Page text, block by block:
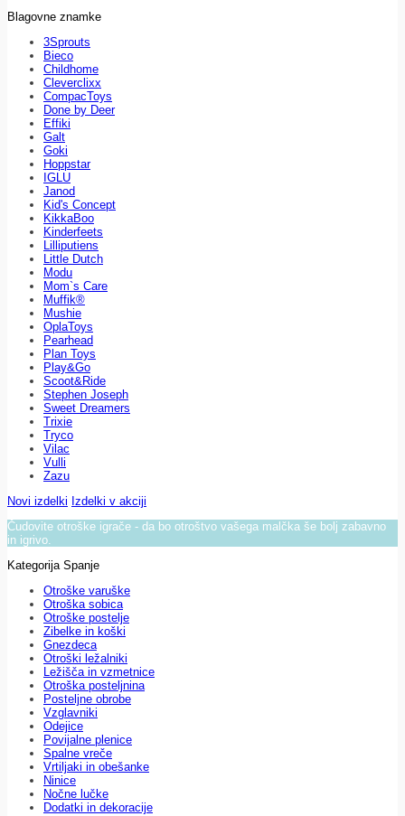
Blagovne znamke
3Sprouts
Bieco
Childhome
Cleverclixx
CompacToys
Done by Deer
Effiki
Galt
Goki
Hoppstar
IGLU
Janod
Kid's Concept
KikkaBoo
Kinderfeets
Lilliputiens
Little Dutch
Modu
Mom`s Care
Muffik®
Mushie
OplaToys
Pearhead
Plan Toys
Play&Go
Scoot&Ride
Stephen Joseph
Sweet Dreamers
Trixie
Tryco
Vilac
Vulli
Zazu
Novi izdelki Izdelki v akciji
Čudovite otroške igrače - da bo otroštvo vašega malčka še bolj zabavno
in igrivo.
Kategorija Spanje
Otroške varuške
Otroška sobica
Otroške postelje
Zibelke in koški
Gnezdeca
Otroški ležalniki
Ležišča in vzmetnice
Otroška posteljnina
Posteljne obrobe
Vzglavniki
Odejice
Povijalne plenice
Spalne vreče
Vrtiljaki in obešanke
Ninice
Nočne lučke
Dodatki in dekoracije